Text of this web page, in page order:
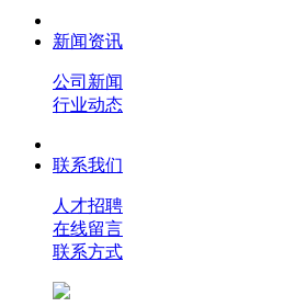
新闻资讯
公司新闻
行业动态
联系我们
人才招聘
在线留言
联系方式